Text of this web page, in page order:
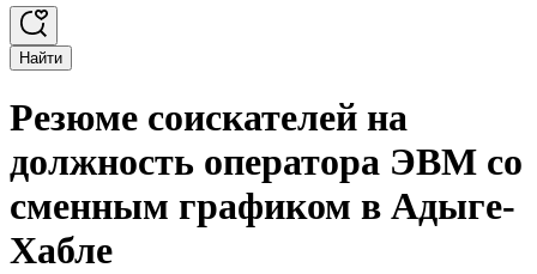
Найти
Резюме соискателей на
должность оператора ЭВМ со
сменным графиком в Адыге-
Хабле